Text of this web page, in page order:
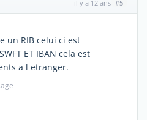
il y a 12 ans #5
un RIB celui ci est
ET IBAN cela est
a l etranger.